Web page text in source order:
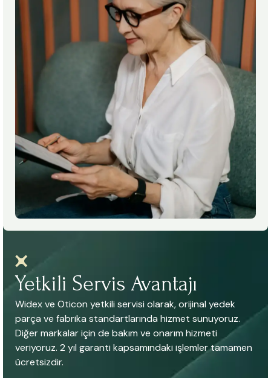
Yetkili Servis Avantajı
Widex ve Oticon yetkili servisi olarak, orijinal yedek
parça ve fabrika standartlarında hizmet sunuyoruz.
Diğer markalar için de bakım ve onarım hizmeti
veriyoruz. 2 yıl garanti kapsamındaki işlemler tamamen
ücretsizdir.